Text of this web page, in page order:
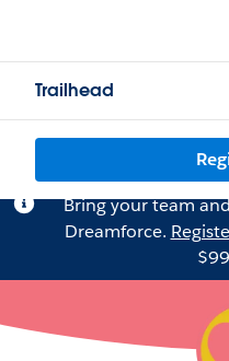
Trailhead
Bring your team
Dreamforce.